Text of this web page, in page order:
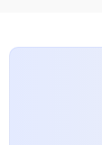
면 된다. 이제